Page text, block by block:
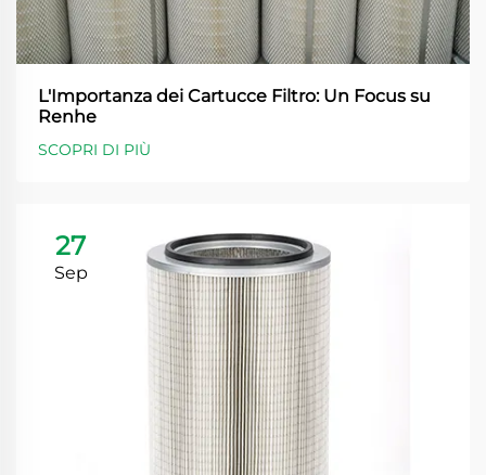
L'Importanza dei Cartucce Filtro: Un Focus su
Renhe
SCOPRI DI PIÙ
27
Sep